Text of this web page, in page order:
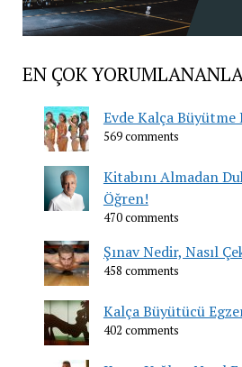
EN ÇOK
Evde Kalça Büyütme
569 comments
Kitabını Almadan
Öğren!
470 comments
Şınav Nedir, Nasıl
458 comments
Kalça Büyütücü
402 comments